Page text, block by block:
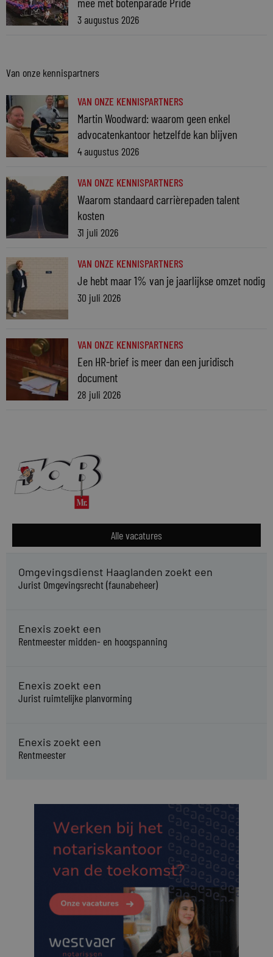
3 augustus 2026
Van onze kennispartners
VAN ONZE KENNISPARTNERS
Martin Woodward: waarom geen enkel
advocatenkantoor hetzelfde kan blijven
4 augustus 2026
VAN ONZE KENNISPARTNERS
Waarom standaard carrièrepaden talent
kosten
31 juli 2026
VAN ONZE KENNISPARTNERS
Je hebt maar 1% van je jaarlijkse omzet nodig
30 juli 2026
VAN ONZE KENNISPARTNERS
Een HR-brief is meer dan een juridisch
document
28 juli 2026
Alle vacatures
Omgevingsdienst Haaglanden zoekt een
Jurist Omgevingsrecht (faunabeheer)
Enexis zoekt een
Rentmeester midden- en hoogspanning
Enexis zoekt een
Jurist ruimtelijke planvorming
Enexis zoekt een
Rentmeester